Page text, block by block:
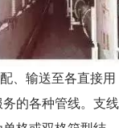
、输送至各直接用
的各种管线。支线